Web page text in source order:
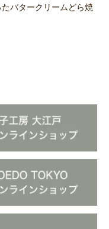
バタークリームどら焼